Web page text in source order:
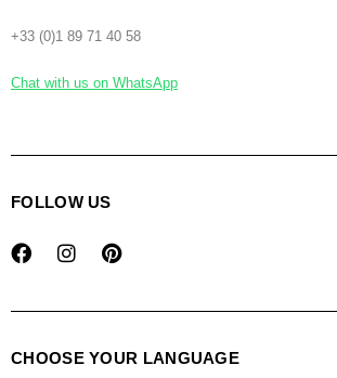
+33 (0)1 89 71 40 58
Chat with us on WhatsApp
FOLLOW US
CHOOSE YOUR LANGUAGE